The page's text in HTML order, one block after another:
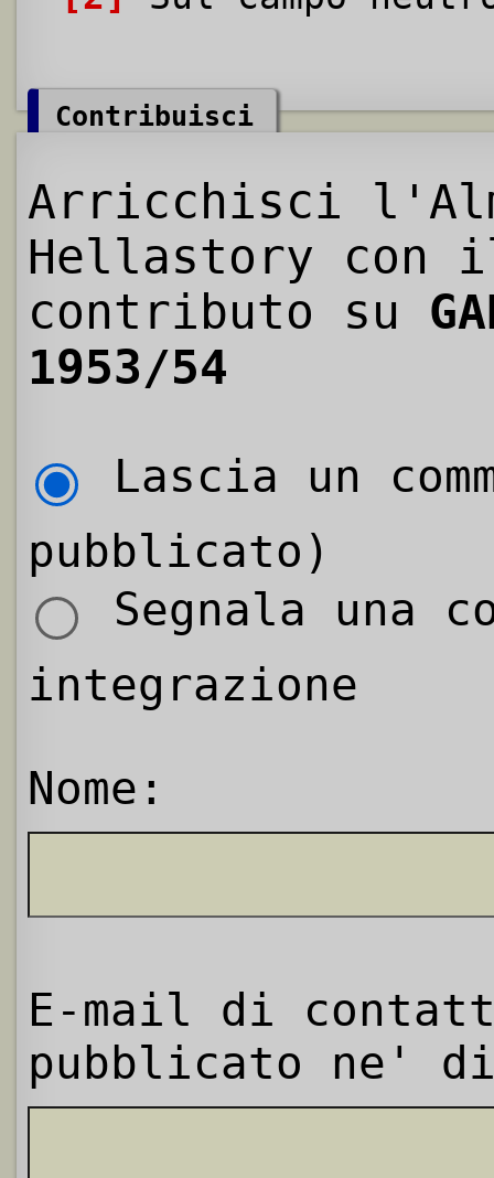
Contribuisci
Arricchisci
Hellastory con
contributo su
1953/54
Lascia un
pubblicato)
Segnala una
integrazione
Nome:
E-mail di
pubblicato ne'